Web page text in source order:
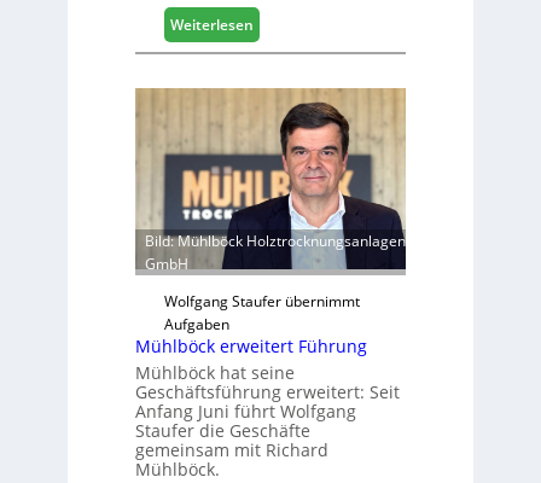
n
d
Weiterlesen:
M
s
i
e
i
n
t
l
l
i
g
e
n
Bild: Mühlböck Holztrocknungsanlagen
GmbH
Wolfgang Staufer übernimmt
Aufgaben
Mühlböck erweitert Führung
Mühlböck hat seine
Geschäftsführung erweitert: Seit
Anfang Juni führt Wolfgang
Staufer die Geschäfte
gemeinsam mit Richard
Mühlböck.